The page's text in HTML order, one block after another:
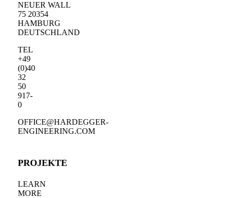
NEUER WALL
75 20354
HAMBURG
DEUTSCHLAND
TEL
+49
(0)40
32
50
917-
0
OFFICE@HARDEGGER-
ENGINEERING.COM
PROJEKTE
LEARN
MORE